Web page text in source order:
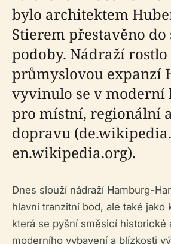
bylo architektem
Stierem přestavěno
podoby. Nádraží rostlo
průmyslovou expanzí
vyvinulo se v
pro místní, regionální
dopravu
en.wikipedia.org).
Dnes slouží nádraží Hamburg-
hlavní tranzitní bod, ale také jako
která se pyšní směsicí historické
moderního vybavení a blízkosti